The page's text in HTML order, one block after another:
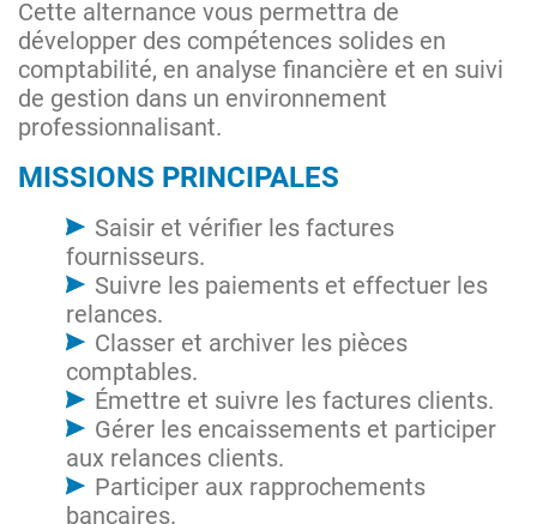
Cette alternance vous permettra de
développer des compétences solides en
comptabilité, en analyse financière et en suivi
de gestion dans un environnement
professionnalisant.
MISSIONS PRINCIPALES
Saisir et vérifier les factures
fournisseurs.
Suivre les paiements et effectuer les
relances.
Classer et archiver les pièces
comptables.
Émettre et suivre les factures clients.
Gérer les encaissements et participer
aux relances clients.
Participer aux rapprochements
bancaires.